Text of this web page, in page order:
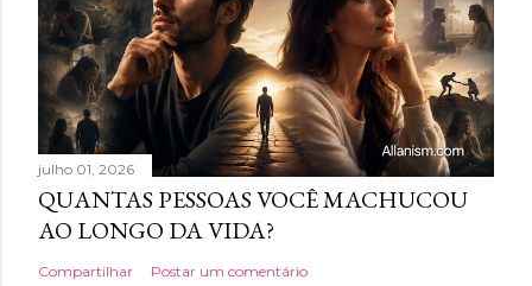
julho 01, 2026
QUANTAS PESSOAS VOCÊ MACHUCOU
AO LONGO DA VIDA?
Compartilhar Postar um comentário